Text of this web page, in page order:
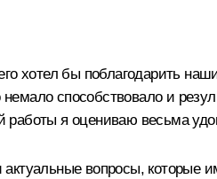
хотел бы поблагодарить
способствовало и
я оцениваю весьма
вопросы, которые